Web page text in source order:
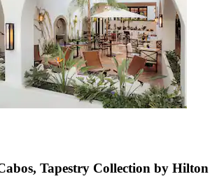
Tapestry Collection by Hilton